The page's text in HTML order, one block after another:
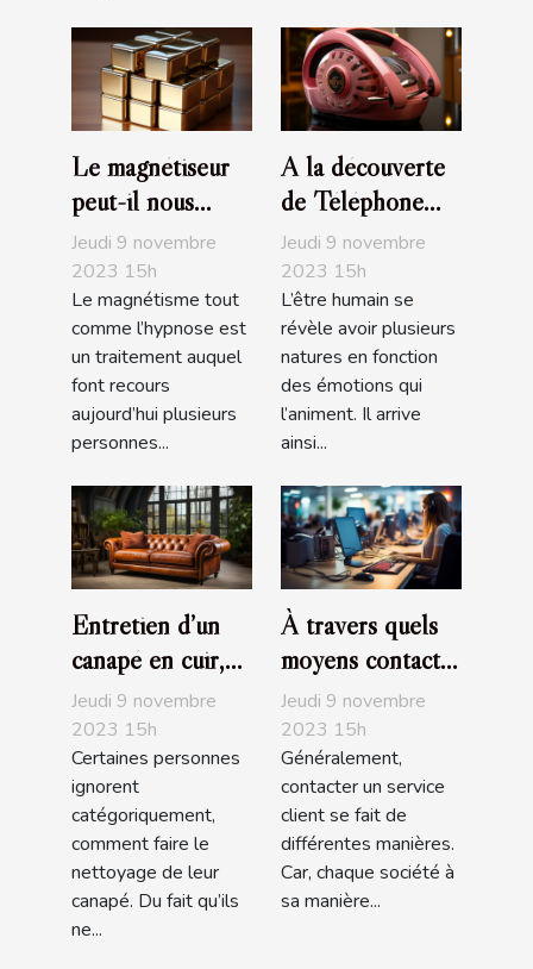
Le magnétiseur
peut-il nous
soigner de nos
maux ?
Jeudi 9 novembre
2023 15h
Le magnétisme tout
comme l’hypnose est
un traitement auquel
font recours
aujourd’hui plusieurs
personnes...
A la découverte
de Téléphone
Rose
Jeudi 9 novembre
2023 15h
L’être humain se
révèle avoir plusieurs
natures en fonction
des émotions qui
l’animent. Il arrive
ainsi...
Entretien d’un
canapé en cuir,
que devez-vous
savoir ?
Jeudi 9 novembre
2023 15h
Certaines personnes
ignorent
catégoriquement,
comment faire le
nettoyage de leur
canapé. Du fait qu’ils
ne...
À travers quels
moyens contacte-
t-on un service
client ?
Jeudi 9 novembre
2023 15h
Généralement,
contacter un service
client se fait de
différentes manières.
Car, chaque société à
sa manière...